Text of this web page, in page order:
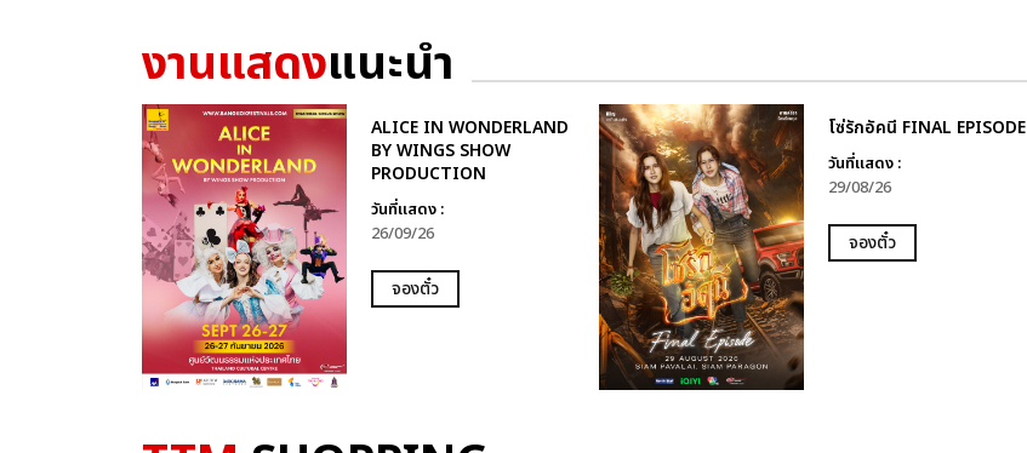
งานแสดงแนะนำ
ALICE IN WONDERLAND
BY WINGS SHOW
PRODUCTION
วันที่แสดง :
26/09/26
จองตั๋ว
โซ่รักอัคนี FINAL EPISODE
วันที่แสดง :
29/08/26
จองตั๋ว